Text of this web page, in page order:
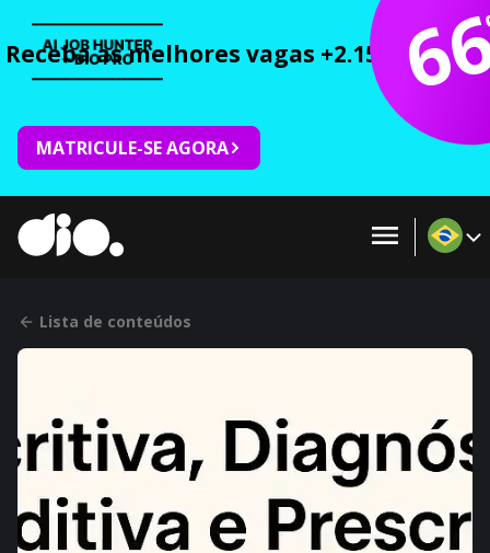
Receba as melhores vagas +2.150 cursos
MATRICULE-SE AGORA
Lista de conteúdos